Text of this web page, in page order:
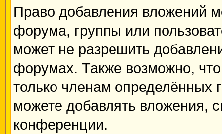
Право добавления вложений
форума, группы или
может не разрешить
форумах. Также возможно,
только членам определённых
можете добавлять вложения,
конференции.